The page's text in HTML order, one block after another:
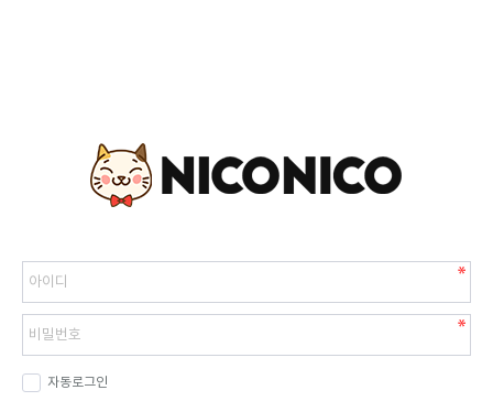
자동로그인